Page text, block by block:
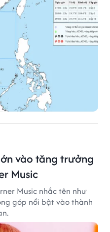
vào tăng trưởng
Music
Music nhắc tên như
góp nổi bật vào thành